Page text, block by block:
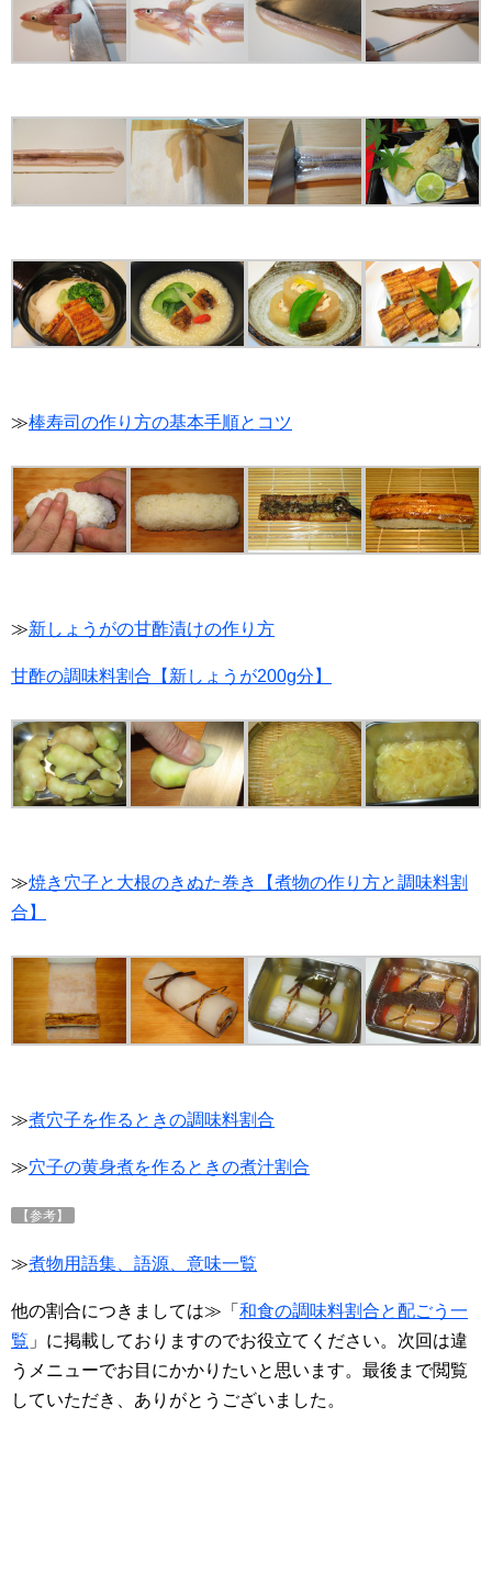
≫棒寿司の作り方の基本手順とコツ
≫新しょうがの甘酢漬けの作り方
甘酢の調味料割合【新しょうが200g分】
≫焼き穴子と大根のきぬた巻き【煮物の作り方と調味料割
合】
≫煮穴子を作るときの調味料割合
≫穴子の黄身煮を作るときの煮汁割合
【参考】
≫煮物用語集、語源、意味一覧
他の割合につきましては≫「 和食の調味料割合と配ごう一
覧 」に掲載しておりますのでお役立てください。次回は違
うメニューでお目にかかりたいと思います。最後まで閲覧
していただき、ありがとうございました。